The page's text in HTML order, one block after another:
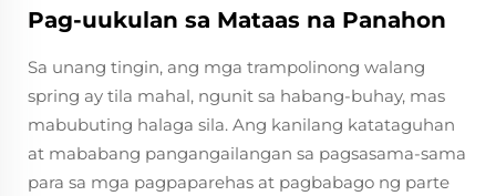
Pag-uukulan sa Mataas na Panahon
Sa unang tingin, ang mga trampolinong walang
spring ay tila mahal, ngunit sa habang-buhay, mas
mabubuting halaga sila. Ang kanilang katataguhan
at mababang pangangailangan sa pagsasama-sama
para sa mga pagpaparehas at pagbabago ng parte